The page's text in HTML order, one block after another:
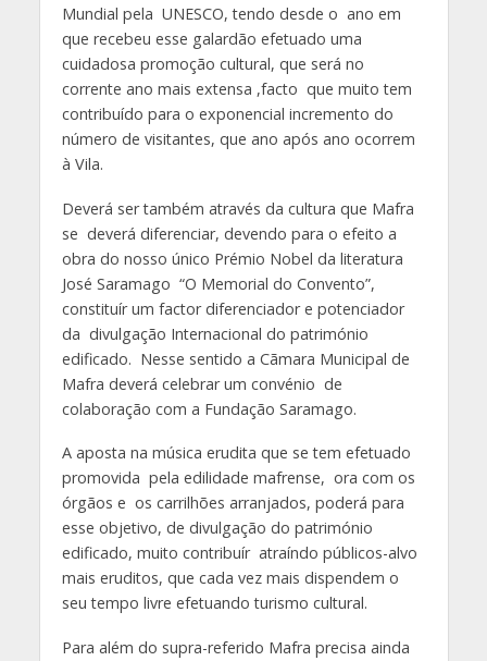
Mundial pela UNESCO, tendo desde o ano em
que recebeu esse galardão efetuado uma
cuidadosa promoção cultural, que será no
corrente ano mais extensa ,facto que muito tem
contribuído para o exponencial incremento do
número de visitantes, que ano após ano ocorrem
à Vila.
Deverá ser também através da cultura que Mafra
se deverá diferenciar, devendo para o efeito a
obra do nosso único Prémio Nobel da literatura
José Saramago “O Memorial do Convento”,
constituír um factor diferenciador e potenciador
da divulgação Internacional do património
edificado. Nesse sentido a Cãmara Municipal de
Mafra deverá celebrar um convénio de
colaboração com a Fundação Saramago.
A aposta na música erudita que se tem efetuado
promovida pela edilidade mafrense, ora com os
órgãos e os carrilhões arranjados, poderá para
esse objetivo, de divulgação do património
edificado, muito contribuír atraíndo públicos-alvo
mais eruditos, que cada vez mais dispendem o
seu tempo livre efetuando turismo cultural.
Para além do supra-referido Mafra precisa ainda